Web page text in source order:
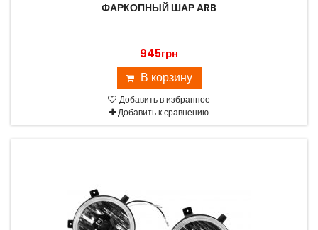
ФАРКОПНЫЙ ШАР ARB
945грн
В корзину
Добавить в избранное
Добавить к сравнению